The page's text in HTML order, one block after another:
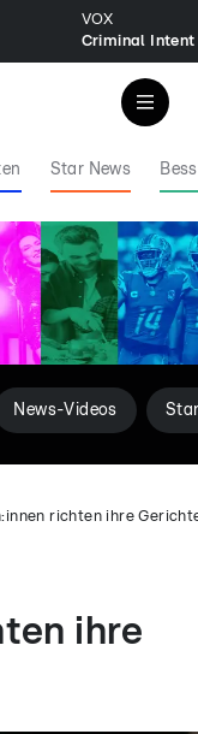
VOX
Star News
News-Videos
richten ihre
ihre